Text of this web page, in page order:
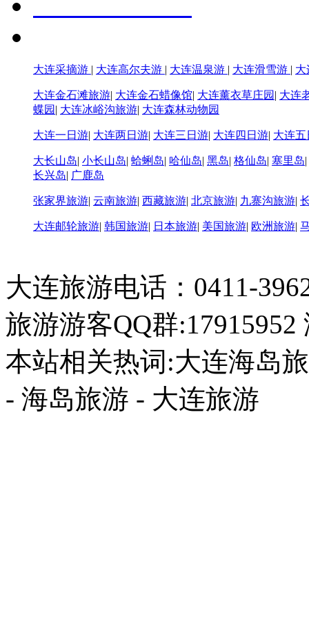
大连采摘游 | 大连高尔夫游 | 大连温泉游 | 大连滑雪游 |
大连金石滩旅游| 大连金石蜡像馆| 大连薰衣草庄园 | 大连
蝶园 | 大连冰峪沟旅游| 大连森林动物园
大连一日游| 大连两日游| 大连三日游| 大连四日游| 大连五
大长山岛| 小长山岛| 蛤蜊岛| 哈仙岛| 黑岛| 格仙岛| 塞里岛|
长兴岛| 广鹿岛
张家界旅游| 云南旅游| 西藏旅游| 北京旅游| 九寨沟旅游|
大连邮轮旅游| 韩国旅游| 日本旅游| 美国旅游| 欧洲旅游|
大连旅游电话：0411-
旅游游客QQ群
本站相关热词:大连海岛
- 海岛旅游 - 大连旅游